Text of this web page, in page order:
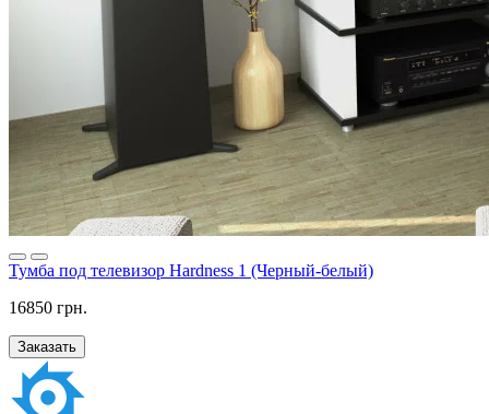
Тумба под телевизор Hardness 1 (Черный-белый)
16850 грн.
Заказать